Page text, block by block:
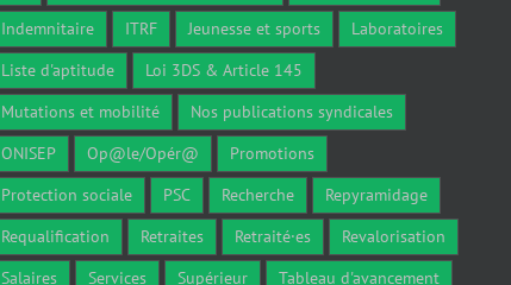
Indemnitaire
ITRF Jeunesse et sports
Laboratoires
Liste d'aptitude
Loi 3DS & Article 145
Mutations et mobilité
Nos publications syndicales
ONISEP
Op@le/Opér@
Promotions
Protection sociale
PSC Recherche
Repyramidage
Requalification
Retraites Retraité·es
Revalorisation
Salaires
Services Supérieur
Tableau d'avancement